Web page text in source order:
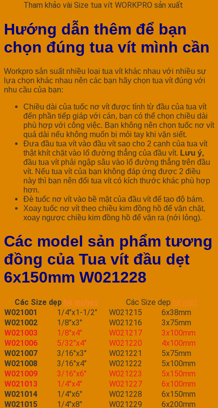
Tham khảo vài Size tua vít WORKPRO sản xuất
Hướng dẫn thêm để bạn
chọn đúng tua vít mình cần
Workpro sản suất nhiều loại tua vít khác nhau với nhiều sự
lựa chọn khác nhau nên các bạn hãy chọn tua vít đúng với
nhu cầu của bạn:
Chiều dài của tuốc nơ vít được tính từ đầu của tua vít
đến phần tiếp giáp với cán, bạn có thể chọn chiều dài
phù hợp với công việc. Bạn không nên chọn tuốc nơ vít
quá dài nếu không muốn bị mỏi tay khi vặn siết.
Đưa đầu tua vít vào đầu vít sao cho 2 cạnh của tua vít
thật khít chặt vào lổ đường thẳng của đầu vít. Lưu ý,
đầu tua vít phải ngập sâu vào lổ đường thẳng trên đầu
vít. Nếu tua vít của bạn không đáp ứng được 2 điều
này thì bạn nên đổi tua vít có kích thước khác phù hợp
hơn.
Đè tuốc nơ vít vào bề mặt của đầu vít để tạo độ bám.
Xoay tuốc nơ vít theo chiều kim đồng hồ để vặn chặt,
xoay ngược chiều kim đồng hồ để vặn ra (nới lỏng).
Các model sản phẩm tương
đồng của Tua vít đầu dẹt
6x150mm W021228
Các Size dẹp hệ inches Các Size dẹp hệ mét
W021001
1/4″x1-1/2″ W021215
6x38mm
W021002
1/8″x3″ W021216
3x75mm
W021003
1/8″x4″ W021217
3x100mm
W021006
5/32″x4″ W021220
4x100mm
W021007
3/16″x3″ W021221
5x75mm
W021008
3/16″x4″ W021222
5x100mm
W021009
3/16″x6″ W021223
5x150mm
W021013
1/4″x4″ W021227
6x100mm
W021014
1/4″x6″ W021228
6x150mm
W021015
1/4″x8″ W021229 6x200mm